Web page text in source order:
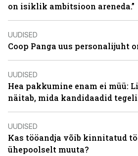
on isiklik ambitsioon areneda.”
UUDISED
Coop Panga uus personalijuht
UUDISED
Hea pakkumine enam ei müü:
näitab, mida kandidaadid
UUDISED
Kas tööandja võib kinnitatud
ühepoolselt muuta?